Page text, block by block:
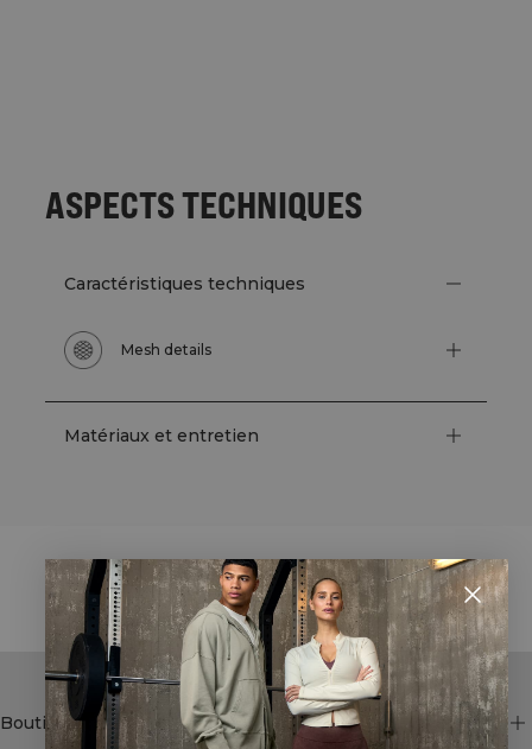
ASPECTS TECHNIQUES
Caractéristiques techniques
Mesh details
Matériaux et entretien
STYLE WITH
Boutique